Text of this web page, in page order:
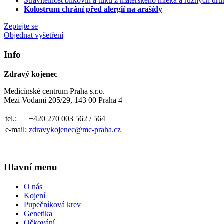
Kolostrum chrání před alergií na arašídy
Zeptejte se
Objednat vyšetření
Info
Zdravý kojenec
Medicínské centrum Praha s.r.o.
Mezi Vodami 205/29, 143 00 Praha 4
tel.:
+420 270 003 562 / 564
e-mail: zdravykojenec@mc-praha.cz
Hlavní menu
O nás
Kojení
Pupečníková krev
Genetika